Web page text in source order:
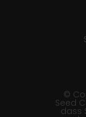
©
Seed
dass